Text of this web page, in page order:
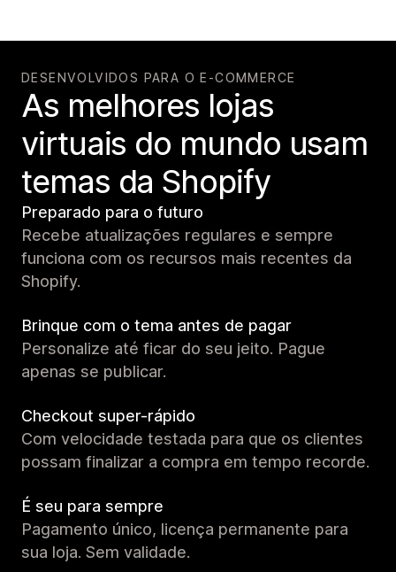
DESENVOLVIDOS PARA O E-COMMERCE
As melhores lojas
virtuais do mundo usam
temas da Shopify
Preparado para o futuro
Recebe atualizações regulares e sempre
funciona com os recursos mais recentes da
Shopify.
Brinque com o tema antes de pagar
Personalize até ficar do seu jeito. Pague
apenas se publicar.
Checkout super-rápido
Com velocidade testada para que os clientes
possam finalizar a compra em tempo recorde.
É seu para sempre
Pagamento único, licença permanente para
sua loja. Sem validade.